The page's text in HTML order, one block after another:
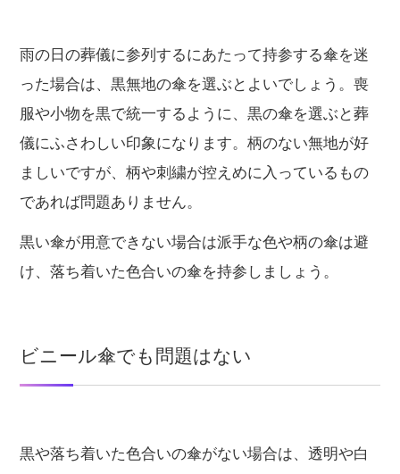
雨の日の葬儀に参列するにあたって持参する傘を迷
った場合は、黒無地の傘を選ぶとよいでしょう。喪
服や小物を黒で統一するように、黒の傘を選ぶと葬
儀にふさわしい印象になります。柄のない無地が好
ましいですが、柄や刺繍が控えめに入っているもの
であれば問題ありません。
黒い傘が用意できない場合は派手な色や柄の傘は避
け、落ち着いた色合いの傘を持参しましょう。
ビニール傘でも問題はない
黒や落ち着いた色合いの傘がない場合は、透明や白